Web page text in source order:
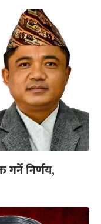
निर्णय,